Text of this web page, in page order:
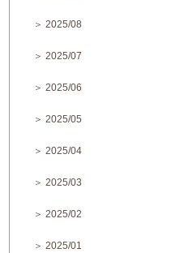
＞ 2025/08
＞ 2025/07
＞ 2025/06
＞ 2025/05
＞ 2025/04
＞ 2025/03
＞ 2025/02
＞ 2025/01